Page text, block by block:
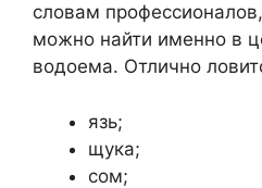
словам
можно найти именно в
водоема. Отлично
язь;
щука;
сом;